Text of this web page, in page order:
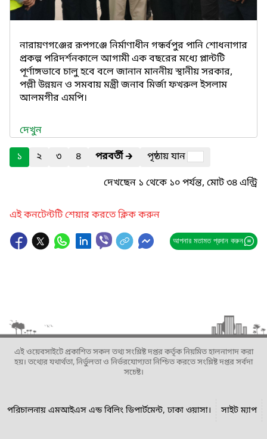
নারায়ণগঞ্জের রূপগঞ্জে নির্মাণাধীন গন্ধর্বপুর পানি শোধনাগার
প্রকল্প পরিদর্শনকালে আগামী এক বছরের মধ্যে প্লান্টটি
পূর্ণাঙ্গভাবে চালু হবে বলে জানান মাননীয় স্থানীয় সরকার,
পল্লী উন্নয়ন ও সমবায় মন্ত্রী জনাব মির্জা ফখরুল ইসলাম
আলমগীর এমপি।
দেখুন
১
২ ৩ ৪ পরবর্তী🡲
পৃষ্ঠায় যান
দেখছেন ১ থেকে ১০ পর্যন্ত, মোট ৩৪ এন্ট্রি
এই কনটেন্টটি শেয়ার করতে ক্লিক করুন
আপনার মতামত প্রদান করুন
এই ওয়েবসাইটে প্রকাশিত সকল তথ্য সংশ্লিষ্ট দপ্তর কর্তৃক নিয়মিত হালনাগাদ করা
হয়। তথ্যের যথার্থতা, নির্ভুলতা ও নির্ভরযোগ্যতা নিশ্চিত করতে সংশ্লিষ্ট দপ্তর সর্বদা
সচেষ্ট।
পরিচালনায় এমআইএস এন্ড বিলিং ডিপার্টমেন্ট, ঢাকা ওয়াসা। সাইট ম্যাপ